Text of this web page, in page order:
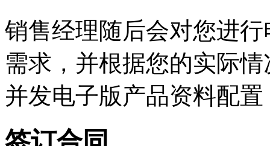
销售经理随后会对您进
需求，并根据您的实际
并发电子版产品资料配